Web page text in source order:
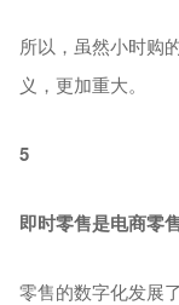
所以，虽然小时购
义，更加重大。
5
即时零售是电商零
零售的数字化发展